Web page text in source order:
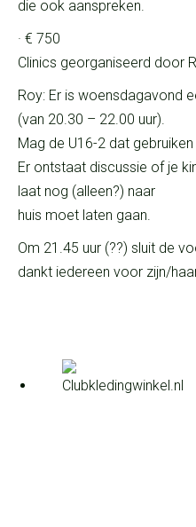
die ook aanspreken.
· € 750
Clinics georganiseerd door
Roy: Er is woensdagavond
(van 20.30 – 22.00 uur).
Mag de U16-2 dat
Er ontstaat discussie of je
laat nog (alleen?) naar
huis moet laten gaan.
Om 21.45 uur (??) sluit de
dankt iedereen voor zijn/